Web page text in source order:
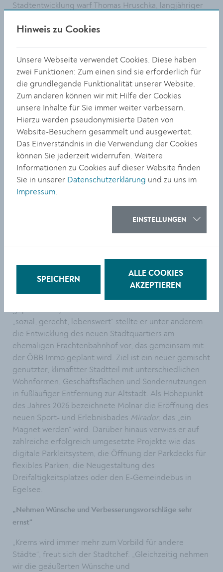
Stadtentwicklung warf Thomas Hruschka, langjähriger
Wien und bekennender Kremser. In seiner Keynote
Beitrag Bürgerbeteiligung dazu leisten kann“. Anhand
historischer Beispiele zeigte er auf, wie nachhaltig
Infrastrukturentscheidungen wirken können. So
versorgt die vor rund 150 Jahren großzügig
dimensionierte Wiener Hochquellwasserleitung die
Millionenstadt bis heute mit hochwertigem Trinkwasser.
Auch der Erhalt des Wienerwaldes sei letztlich das
Ergebnis erfolgreichen bürgerschaftlichen
Engagements gewesen. Gleichzeitig stellte er klar:
„Bürgerbeteiligung ist kein Ersatz, sondern eine
Ergänzung zur repräsentativen Demokratie.“ Hruschka
zufolge bedeutet Bürgerbeteiligung Mitsprache, aber
sie dann, wenn die Erfahrungen und Ideen der
Bevölkerung mit fachlicher Expertise zusammengeführt
werden.
Stadtentwicklung mit Weitblick
Bürgermeister Peter Molnar gab einen umfassenden
Überblick über abgeschlossene, laufende und
geplante Projekte der Stadt. Unter dem Leitmotiv
„sozial, gerecht, lebenswert“ stellte er unter anderem
die Entwicklung des neuen Stadtquartiers am
ehemaligen Frachtenbahnhof vor, das gemeinsam mit
der ÖBB Immo geplant wird. Ziel ist ein neuer gemischt
genutzter, klimafitter Stadtteil mit unterschiedlichen
Wohnformen, Geschäftsflächen und Sondernutzungen
in fußläufiger Entfernung zur Altstadt. Als Höhepunkt
des Jahres 2026 bezeichnete Molnar die Eröffnung des
neuen Sport- und Erlebnisbades Mirador, das „ein
Magnet werden“ wird. Darüber hinaus verwies er auf
zahlreiche erfolgreich umgesetzte Projekte wie das
digitale Parkleitsystem, die Öffnung der Parkdecks für
flexibles Parken, die Neugestaltung des
Dreifaltigkeitsplatzes oder den E-Gemeindebus in
Egelsee.
„Nehmen Wünsche und Verbesserungsvorschläge sehr
ernst“
„Krems wird immer mehr zum Vorbild für andere
Städte“, freut sich der Stadtchef. „Gleichzeitig nehmen
wir die geäußerten Wünsche und
Hinweis zu Cookies
Unsere Webseite verwendet Cookies. Diese haben
zwei Funktionen: Zum einen sind sie erforderlich für
die grundlegende Funktionalität unserer Website.
Zum anderen können wir mit Hilfe der Cookies
unsere Inhalte für Sie immer weiter verbessern.
Hierzu werden pseudonymisierte Daten von
Website-Besuchern gesammelt und ausgewertet.
Das Einverständnis in die Verwendung der Cookies
können Sie jederzeit widerrufen. Weitere
Informationen zu Cookies auf dieser Website finden
Sie in unserer Datenschutzerklärung und zu uns im
Impressum.
EINSTELLUNGEN
SPEICHERN
ALLE COOKIES
AKZEPTIEREN